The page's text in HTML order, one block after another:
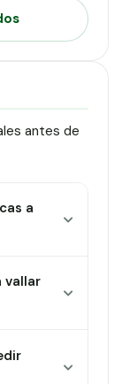
antes de
a
vallar